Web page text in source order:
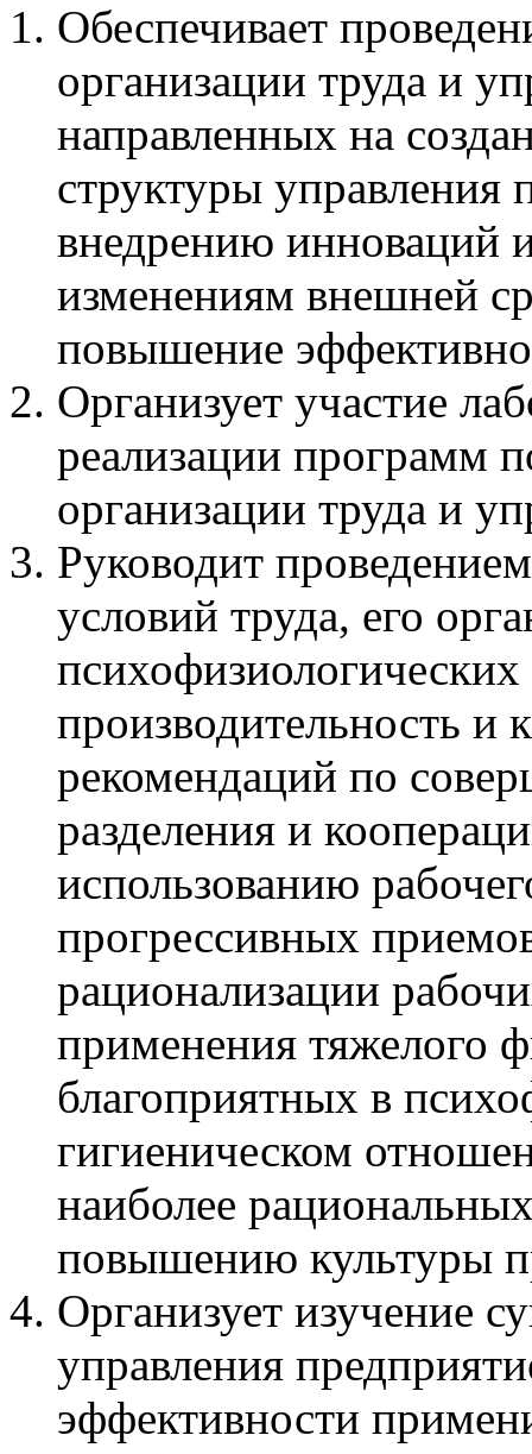
Обеспечивает
организации труда и
направленных на
структуры управления
внедрению инноваций
изменениям внешней
повышение
Организует участие
реализации программ
организации труда и
Руководит
условий труда, его
психофизиологических
производительность и
рекомендаций по
разделения и
использованию
прогрессивных
рационализации
применения тяжелого
благоприятных в
гигиеническом
наиболее
повышению культуры
Организует изучение
управления
эффективности